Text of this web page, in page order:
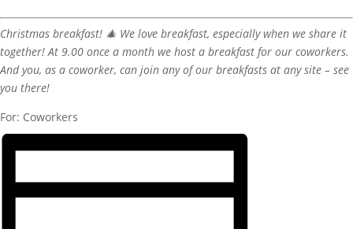
Christmas breakfast! 🎄 We love breakfast, especially when we share it
together! At 9.00 once a month we host a breakfast for our coworkers.
And you, as a coworker, can join any of our breakfasts at any site – see
you there!
For: Coworkers